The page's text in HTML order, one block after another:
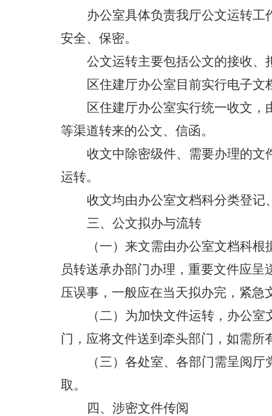
办公室具体负责我厅公文运转
安全、保密。
公文运转主要包括公文的接收、
区住建厅办公室目前实行电子文
区住建厅办公室实行统一收文
等渠道转来的公文、信函。
收文中除密级件、需要办理的
运转。
收文均由办公室文档科分类登记
三、 公文拟办与流转
（一）来文需由办公室文档科根
员转送承办部门办理 ，重要文件应呈
压误事，一般应在当天拟办完，紧急
（二） 为加快文件运转，办公室
门，应将文件送到牵头部门，如需所
（三）各处室、各部门需呈阅
取。
四、涉密文件传阅